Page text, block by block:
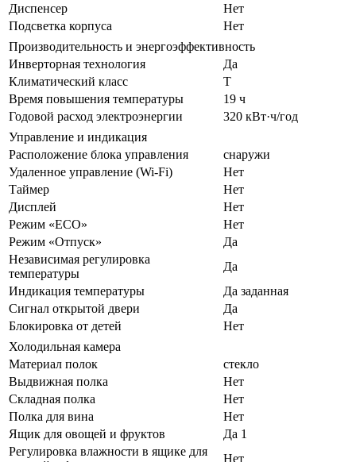
Диспенсер
Нет
Подсветка корпуса
Нет
Производительность и энергоэффективность
Инверторная технология
Да
Климатический класс
T
Время повышения температуры
19 ч
Годовой расход электроэнергии
320 кВт·ч/год
Управление и индикация
Расположение блока управления
снаружи
Удаленное управление (Wi-Fi)
Нет
Таймер
Нет
Дисплей
Нет
Режим «ECO»
Нет
Режим «Отпуск»
Да
Независимая регулировка
температуры
Да
Индикация температуры
Да заданная
Сигнал открытой двери
Да
Блокировка от детей
Нет
Холодильная камера
Материал полок
стекло
Выдвижная полка
Нет
Складная полка
Нет
Полка для вина
Нет
Ящик для овощей и фруктов
Да 1
Регулировка влажности в ящике для
Нет